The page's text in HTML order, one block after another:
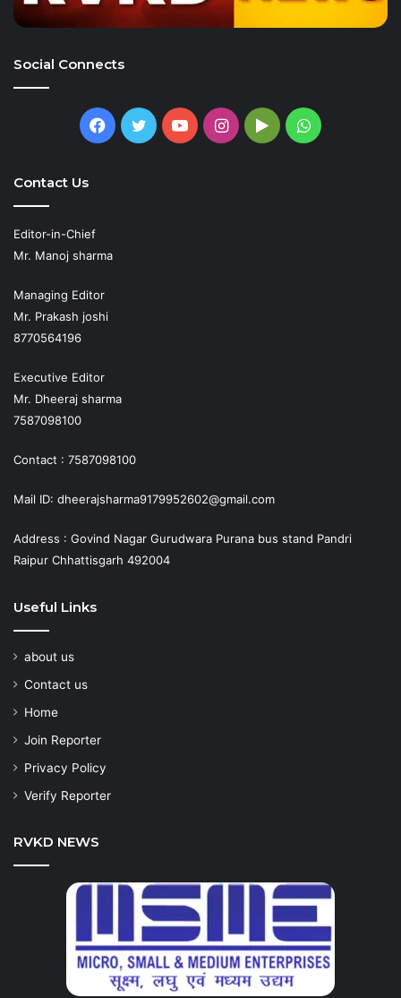
Social Connects
Facebook
TwitterYouTubeInstagram
GoogleWhatsApp
Contact Us
Editor-in-Chief
Mr. Manoj sharma
Managing Editor
Mr. Prakash joshi
8770564196
Executive Editor
Mr. Dheeraj sharma
7587098100
Contact : 7587098100
Mail ID: dheerajsharma9179952602@gmail.com
Address : Govind Nagar Gurudwara Purana bus stand Pandri
Raipur Chhattisgarh 492004
Useful Links
about us
Contact us
Home
Join Reporter
Privacy Policy
Verify Reporter
RVKD NEWS